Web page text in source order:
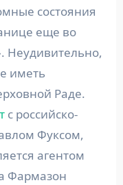
состояния
еще во
Неудивительно,
иметь
Раде.
с российско-
Фуксом,
агентом
Фармазон